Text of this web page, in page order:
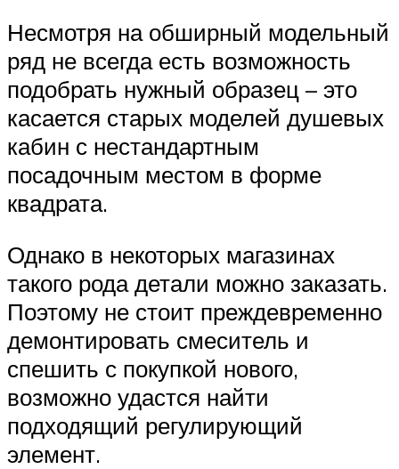
Несмотря на обширный модельный
ряд не всегда есть возможность
подобрать нужный образец – это
касается старых моделей душевых
кабин с нестандартным
посадочным местом в форме
квадрата.
Однако в некоторых магазинах
такого рода детали можно заказать.
Поэтому не стоит преждевременно
демонтировать смеситель и
спешить с покупкой нового,
возможно удастся найти
подходящий регулирующий
элемент.